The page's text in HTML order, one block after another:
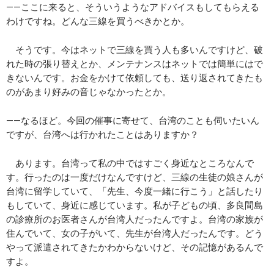
――ここに来ると、そういうようなアドバイスもしてもらえる
わけですね。どんな三線を買うべきかとか。
そうです。今はネットで三線を買う人も多いんですけど、破
れた時の張り替えとか、メンテナンスはネットでは簡単にはで
きないんです。お金をかけて依頼しても、送り返されてきたも
のがあまり好みの音じゃなかったとか。
――なるほど。今回の催事に寄せて、台湾のことも伺いたいん
ですが、台湾へは行かれたことはありますか？
あります。台湾って私の中ではすごく身近なところなんで
す。行ったのは一度だけなんですけど、三線の生徒の娘さんが
台湾に留学していて、「先生、今度一緒に行こう」と話したり
もしていて、身近に感じています。私が子どもの頃、多良間島
の診療所のお医者さんが台湾人だったんですよ。台湾の家族が
住んでいて、女の子がいて、先生が台湾人だったんです。どう
やって派遣されてきたかわからないけど、その記憶があるんで
すよ。